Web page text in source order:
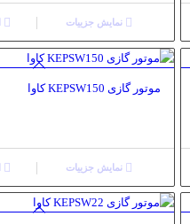
نمایش جزییات
موتور گازی KEPSW150 کاوا
نمایش جزییات